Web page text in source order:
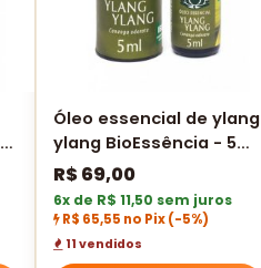
Óleo essencial de ylang
ylang BioEssência - 5
ml
R$69,00
6x de R$ 11,50 sem juros
R$ 65,55 no Pix(-5%)
11 vendidos